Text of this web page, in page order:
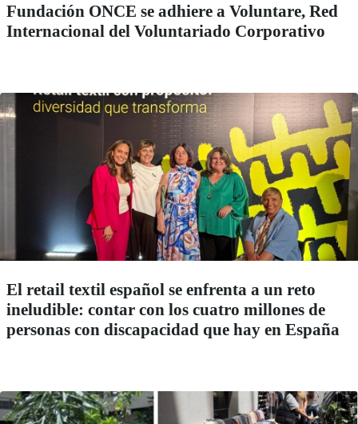
Fundación ONCE se adhiere a Voluntare, Red
Internacional del Voluntariado Corporativo
El retail textil español se enfrenta a un reto
ineludible: contar con los cuatro millones de
personas con discapacidad que hay en España